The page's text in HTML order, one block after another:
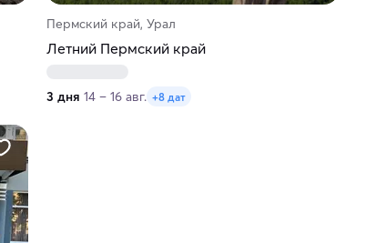
Пермский край, Урал
Летний Пермский край
3 дня 14 – 16 авг. +8 дат